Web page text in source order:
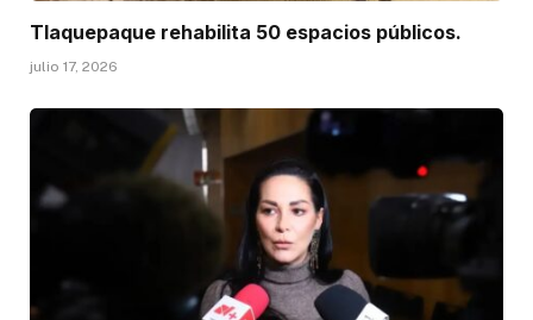
Tlaquepaque rehabilita 50 espacios públicos.
julio 17, 2026